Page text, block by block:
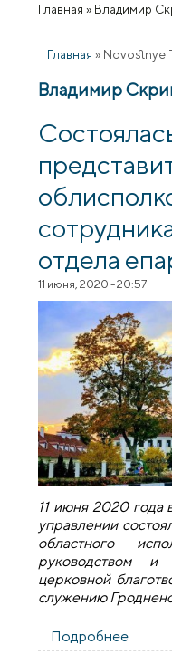
Главная » Владимир
Главная » Novostnye
Владимир
отдела
11 июня, 2020 - 20:57
11 июня 2020 года
управлении
областного
руководством и
церковной
служению
Подробнее